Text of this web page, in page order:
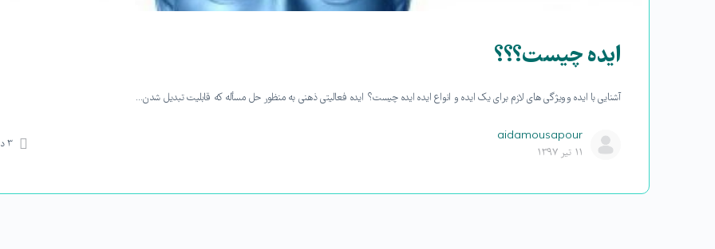
ایده چیست؟؟؟
آشنایی با ایده و ویژگی های لازم برای یک ایده و انواع ایده ایده چیست؟ ایده فعالیتی ذهنی به منظور حل مسأله که قابلیت تبدیل شدن…
aidamousapour
۱۱ تیر ۱۳۹۷
۳